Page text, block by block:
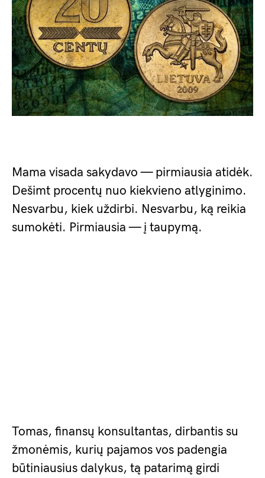
Mama visada sakydavo — pirmiausia atidėk.
Dešimt procentų nuo kiekvieno atlyginimo.
Nesvarbu, kiek uždirbi. Nesvarbu, ką reikia
sumokėti. Pirmiausia — į taupymą.
Tomas, finansų konsultantas, dirbantis su
žmonėmis, kurių pajamos vos padengia
būtiniausius dalykus, tą patarimą girdi